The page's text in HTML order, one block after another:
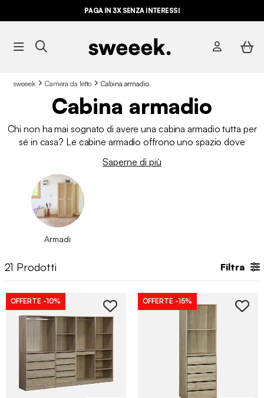
PAGA IN 3X SENZA INTERESSI
sweeek Camera da letto Cabina armadio
Cabina armadio
Chi non ha mai sognato di avere una cabina armadio tutta per
sé in casa? Le cabine armadio offrono uno spazio dove
Generalmente, la cabina armadio è progettata come uno
spazio aperto, senza ante, che ti permette di avere tutto a vista
e accedere facilmente ai capi.
soluzioni di cabina armadio
disponibile, in versione aperta o con sistemi modulari in base
Saperne di più
Armadi
21 Prodotti Filtra
OFFERTE -10% OFFERTE -15%